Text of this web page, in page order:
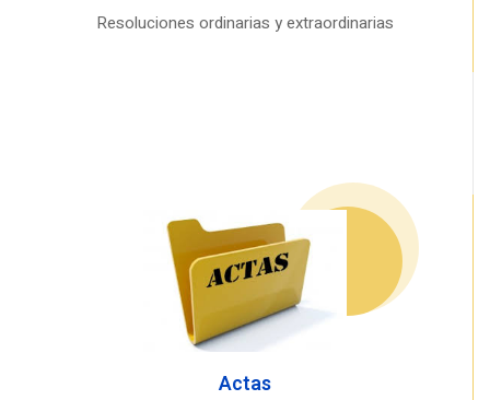
Resoluciones ordinarias y extraordinarias
Actas